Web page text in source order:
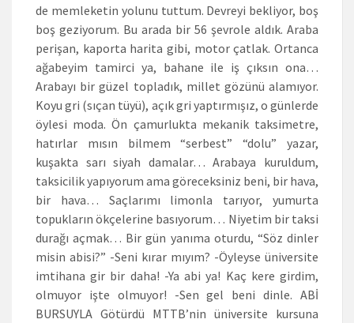
de memleketin yolunu tuttum. Devreyi bekliyor, boş
boş geziyorum. Bu arada bir 56 şevrole aldık. Araba
perişan, kaporta harita gibi, motor çatlak. Ortanca
ağabeyim tamirci ya, bahane ile iş çıksın ona…
Arabayı bir güzel topladık, millet gözünü alamıyor.
Koyu gri (sıçan tüyü), açık gri yaptırmışız, o günlerde
öylesi moda. Ön çamurlukta mekanik taksimetre,
hatırlar mısın bilmem “serbest” “dolu” yazar,
kuşakta sarı siyah damalar… Arabaya kuruldum,
taksicilik yapıyorum ama göreceksiniz beni, bir hava,
bir hava… Saçlarımı limonla tarıyor, yumurta
topukların ökçelerine basıyorum… Niyetim bir taksi
durağı açmak… Bir gün yanıma oturdu, “Söz dinler
misin abisi?” -Seni kırar mıyım? -Öyleyse üniversite
imtihana gir bir daha! -Ya abi ya! Kaç kere girdim,
olmuyor işte olmuyor! -Sen gel beni dinle. ABİ
BURSUYLA Götürdü MTTB’nin üniversite kursuna